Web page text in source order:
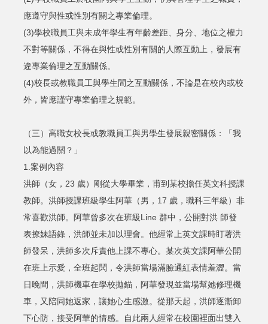
應遵守與性或性別有關之專業倫理。
(3)學校職員工與未成年學生有年齡差距、身分、地位之權力
不對等關係，不得在與性或性別有關的人際互動上，發展有
違專業倫理之互動關係。
(4)校長或教職員工與學生間之互動關係，不論是在校內或校
外，皆應謹守專業倫理之規範。
（三）高職女校長或教職員工與男學生發展親密關係：「我
以為能過關？」
1.案例內容
洪師（女，23 歲）剛從大學畢業，甫到某校擔任英文科授課
教師。洪師授課班級學生阿華（男，17 歲，職科三年級）非
常喜歡洪師。阿華曾多次在班級Line 群中，公開對洪 師發
表撩妹語錄，洪師並未加以理會。他經常上英文課時盯著洪
師發呆，洪師多次斥責他上課不專心。某次英文課阿華公開
在班上示愛，全班起鬨，令洪師當場滿臉通紅表情羞澀。當
日晚間，洪師機車在學校拋錨，阿華發現並當場幫她修理機
車，又陪同她返家，讓她心生感激。從那天起，洪師逐漸卸
下心防，接受阿華的情感。自此兩人經常在校園裡面出雙入